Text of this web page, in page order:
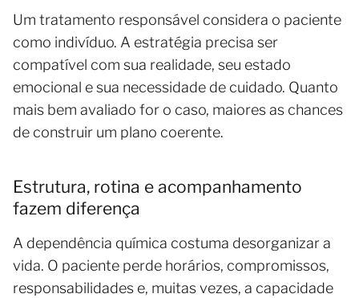
Um tratamento responsável considera o paciente
como indivíduo. A estratégia precisa ser
compatível com sua realidade, seu estado
emocional e sua necessidade de cuidado. Quanto
mais bem avaliado for o caso, maiores as chances
de construir um plano coerente.
Estrutura, rotina e acompanhamento
fazem diferença
A dependência química costuma desorganizar a
vida. O paciente perde horários, compromissos,
responsabilidades e, muitas vezes, a capacidade